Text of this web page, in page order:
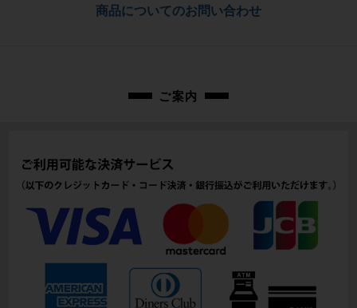
175mm
シートチューブ
470mm
トップチューブ
商品についてのお問い合わせ
ご案内